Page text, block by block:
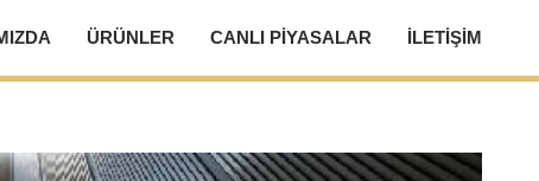
ÜRÜNLER CANLI PIYASALAR İLETIŞIM